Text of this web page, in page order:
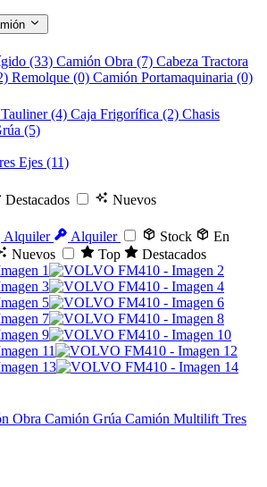
(33) Camión Obra (7) Cabeza Tractora
Remolque (0) Camión Portamaquinaria (0)
(4) Caja Frigorífica (2) Chasis
(5)
Ejes (11)
Destacados Nuevos
Alquiler Alquiler Stock
En
Nuevos Top Destacados
Obra Camión Grúa Camión MultiliftTres